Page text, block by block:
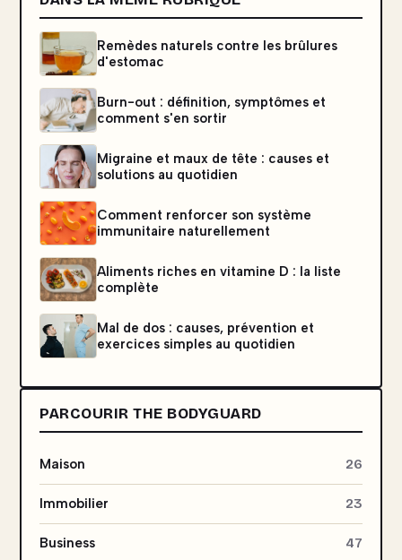
Remèdes naturels contre les brûlures
d'estomac
Burn-out : définition, symptômes et
comment s'en sortir
Migraine et maux de tête : causes et
solutions au quotidien
Comment renforcer son système
immunitaire naturellement
Aliments riches en vitamine D : la liste
complète
Mal de dos : causes, prévention et
exercices simples au quotidien
PARCOURIR THE BODYGUARD
Maison 26
Immobilier 23
Business 47